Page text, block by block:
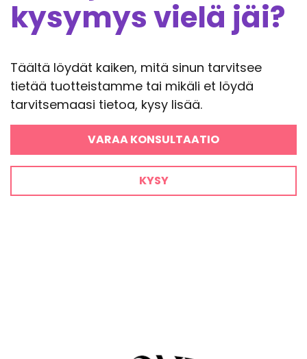
kysymys vielä jäi?
Täältä löydät kaiken, mitä sinun tarvitsee
tietää tuotteistamme tai mikäli et löydä
tarvitsemaasi tietoa, kysy lisää.
VARAA KONSULTAATIO
KYSY